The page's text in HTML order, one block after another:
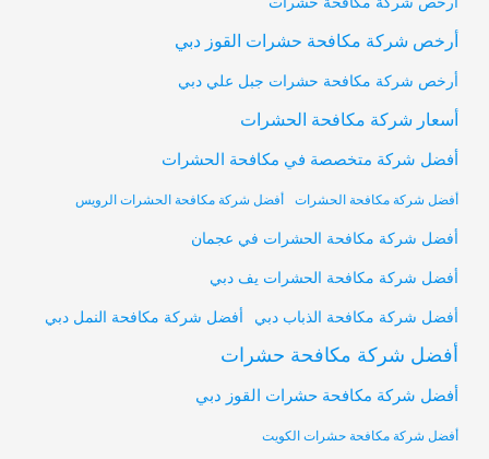
أرخص شركة مكافحة حشرات القوز دبي
أرخص شركة مكافحة حشرات جبل علي دبي
أسعار شركة مكافحة الحشرات
أفضل شركة متخصصة في مكافحة الحشرات
أفضل شركة مكافحة الحشرات أفضل شركة مكافحة الحشرات الرويس
أفضل شركة مكافحة الحشرات في عجمان
أفضل شركة مكافحة الحشرات يف دبي
أفضل شركة مكافحة الذباب دبي أفضل شركة مكافحة النمل دبي
أفضل شركة مكافحة حشرات
أفضل شركة مكافحة حشرات القوز دبي
أفضل شركة مكافحة حشرات الكويت